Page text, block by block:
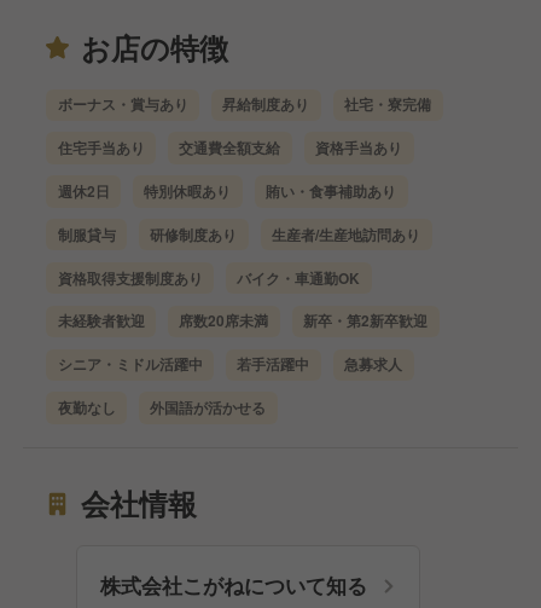
お店の特徴
ボーナス・賞与あり 昇給制度あり 社宅・寮完備
住宅手当あり 交通費全額支給 資格手当あり
週休2日 特別休暇あり 賄い・食事補助あり
制服貸与 研修制度あり 生産者/生産地訪問あり
資格取得支援制度あり バイク・車通勤OK
未経験者歓迎 席数20席未満 新卒・第2新卒歓迎
シニア・ミドル活躍中 若手活躍中 急募求人
夜勤なし 外国語が活かせる
会社情報
株式会社こがねについて知る